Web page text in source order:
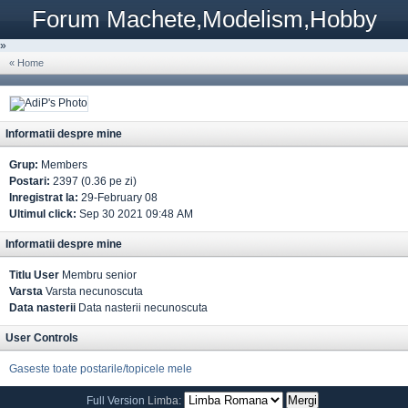
Forum Machete,Modelism,Hobby
»
« Home
Informatii despre mine
Grup: Members
Postari: 2397 (0.36 pe zi)
Inregistrat la: 29-February 08
Ultimul click: Sep 30 2021 09:48 AM
Informatii despre mine
Titlu User Membru senior
Varsta Varsta necunoscuta
Data nasterii Data nasterii necunoscuta
User Controls
Gaseste toate postarile/topicele mele
Full Version Limba: